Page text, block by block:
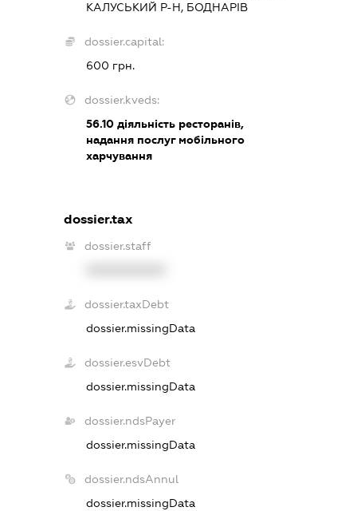
КАЛУСЬКИЙ Р-Н, БОДНАРІВ
dossier.capital:
600 грн.
dossier.kveds:
56.10 діяльність ресторанів,
надання послуг мобільного
харчування
dossier.tax
dossier.staff
dossier.taxDebt
dossier.missingData
dossier.esvDebt
dossier.missingData
dossier.ndsPayer
dossier.missingData
dossier.ndsAnnul
dossier.missingData